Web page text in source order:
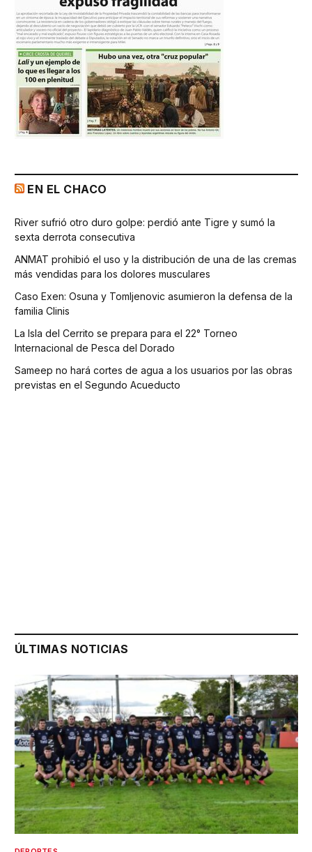
EN EL CHACO
River sufrió otro duro golpe: perdió ante Tigre y sumó la
sexta derrota consecutiva
ANMAT prohibió el uso y la distribución de una de las cremas
más vendidas para los dolores musculares
Caso Exen: Osuna y Tomljenovic asumieron la defensa de la
familia Clinis
La Isla del Cerrito se prepara para el 22° Torneo
Internacional de Pesca del Dorado
Sameep no hará cortes de agua a los usuarios por las obras
previstas en el Segundo Acueducto
ÚLTIMAS NOTICIAS